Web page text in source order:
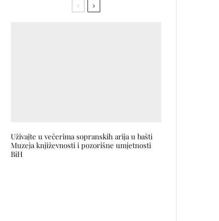
Uživajte u večerima sopranskih arija u bašti
Muzeja književnosti i pozorišne umjetnosti
BiH